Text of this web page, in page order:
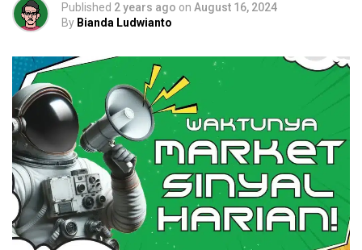
Published 2 years ago on August 16, 2024
By Bianda Ludwianto